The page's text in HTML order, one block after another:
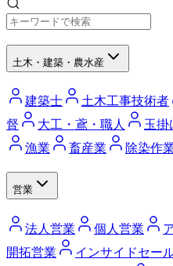
土木・建築・農水産
建築士 土木工事技術者
督
大工・鳶・職人 玉掛
漁業
畜産業 除染作
営業
法人営業 個人営業
開拓営業
インサイドセー